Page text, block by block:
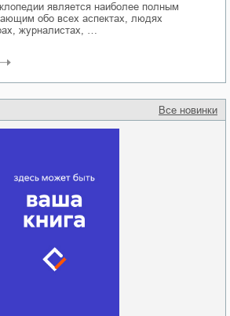
Все новинки
является наиболее полным
обо всех аспектах, людях
журналистах, …